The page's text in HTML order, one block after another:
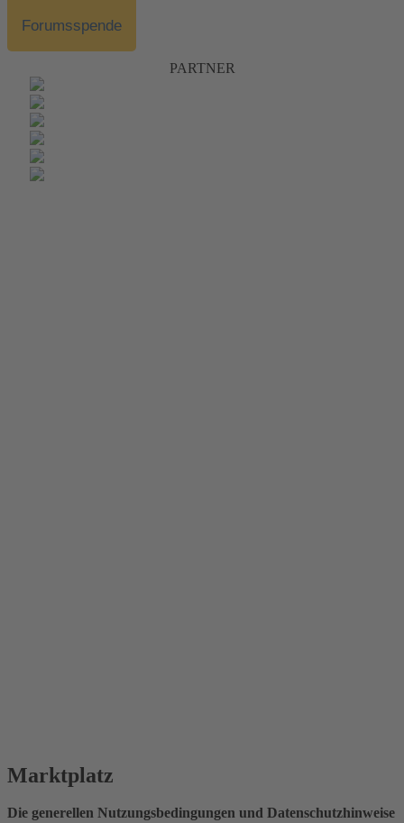
Forumsspende
PARTNER
Marktplatz
Die generellen Nutzungsbedingungen und Datenschutzhinweise